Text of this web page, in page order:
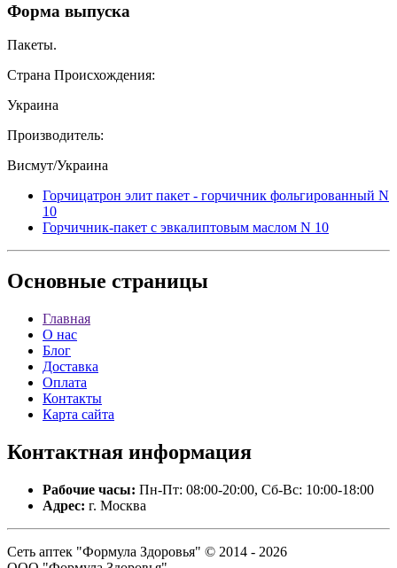
Форма выпуска
Пакеты.
Страна Происхождения:
Украина
Производитель:
Висмут/Украина
Горчицатрон элит пакет - горчичник фольгированный N
10
Горчичник-пакет с эвкалиптовым маслом N 10
Основные страницы
Главная
О нас
Блог
Доставка
Оплата
Контакты
Карта сайта
Контактная информация
Рабочие часы: Пн-Пт: 08:00-20:00, Сб-Вс: 10:00-18:00
Адрес: г. Москва
Сеть аптек "Формула Здоровья" © 2014 - 2026